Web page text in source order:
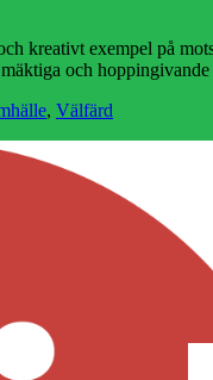
kreativt exempel på
och
, Välfärd